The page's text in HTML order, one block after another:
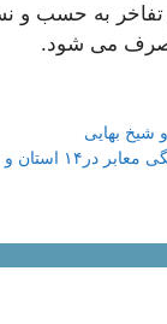
تفاخر به حسب
صرف مى شود.
شیخ بهایی